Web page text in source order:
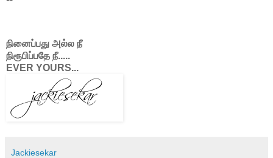
நினைப்பது அல்ல நீ
நிரூபிப்பதே நீ.....
EVER YOURS...
Jackiesekar